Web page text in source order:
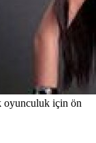
oyunculuk için ön